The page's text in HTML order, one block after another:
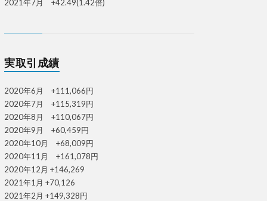
2021年7月 +42.49(1.42倍)
実取引成績
2020年6月 +111,066円
2020年7月 +115,319円
2020年8月 +110,067円
2020年9月 +60,459円
2020年10月 +68,009円
2020年11月 +161,078円
2020年12月 +146,269
2021年1月 +70,126
2021年2月 +149,328円